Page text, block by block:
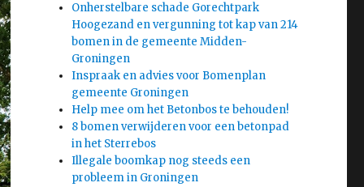
Onherstelbare schade Gorechtpark
Hoogezand en vergunning tot kap van 214
bomen in de gemeente Midden-
Groningen
Inspraak en advies voor Bomenplan
gemeente Groningen
Help mee om het Betonbos te behouden!
8 bomen verwijderen voor een betonpad
in het Sterrebos
Illegale boomkap nog steeds een
probleem in Groningen